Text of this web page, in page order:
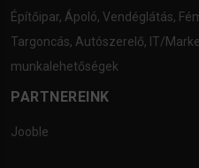
Építőipar, Ápoló, Vendéglátás,
Targoncás, Autószerelő, IT/
munkalehetőségek
PARTNEREINK
Jooble